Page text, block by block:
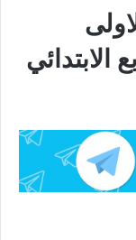
الابتدائي